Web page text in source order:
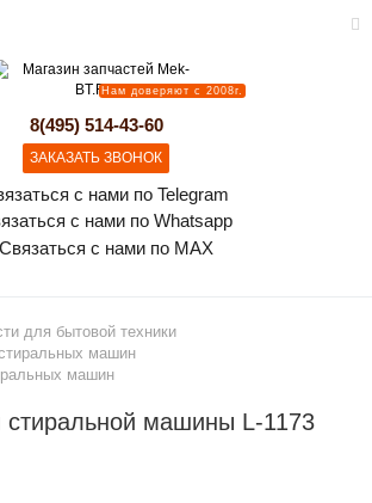
Нам доверяют с 2008г.
8(495) 514-43-60
ЗАКАЗАТЬ ЗВОНОК
для бытовой техники
машин
машин
машины L-1173